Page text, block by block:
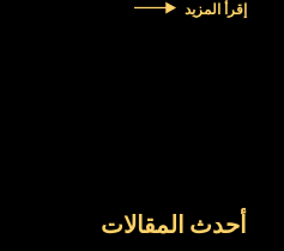
إقرأ المزيد
أحدث المقالات